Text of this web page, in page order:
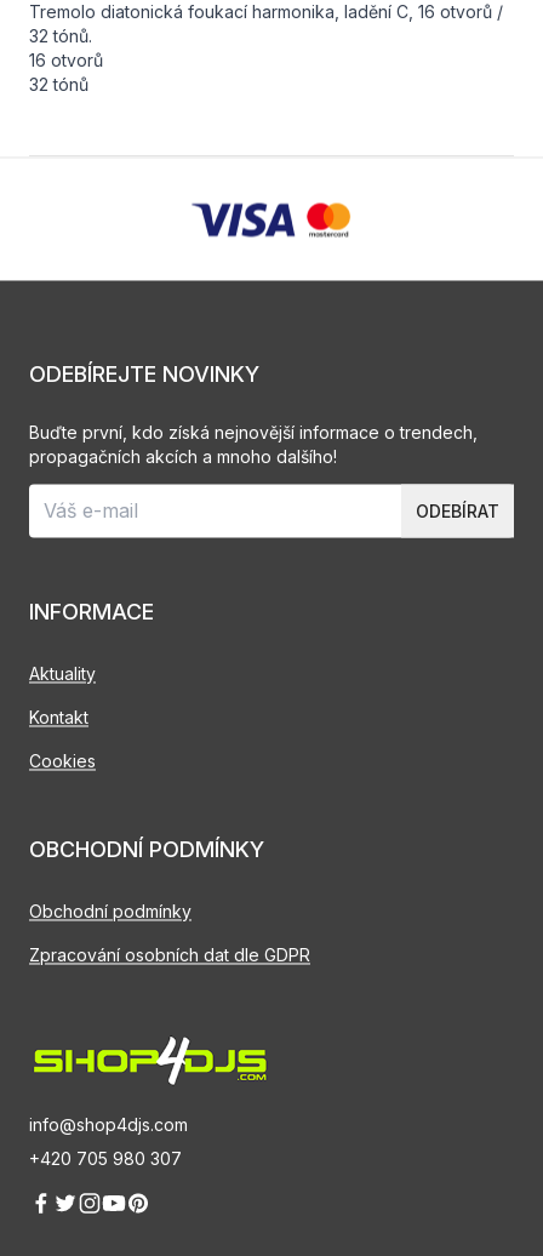
Tremolo diatonická foukací harmonika, ladění C, 16 otvorů /
32 tónů.
16 otvorů
32 tónů
info@shop4djs.com
+420 705 980 307
INFORMACE
Aktuality
Kontakt
Cookies
OBCHODNÍ PODMÍNKY
Obchodní podmínky
Zpracování osobních dat dle GDPR
ODEBÍREJTE NOVINKY
Buďte první, kdo získá nejnovější informace o trendech,
propagačních akcích a mnoho dalšího!
ODEBÍRAT